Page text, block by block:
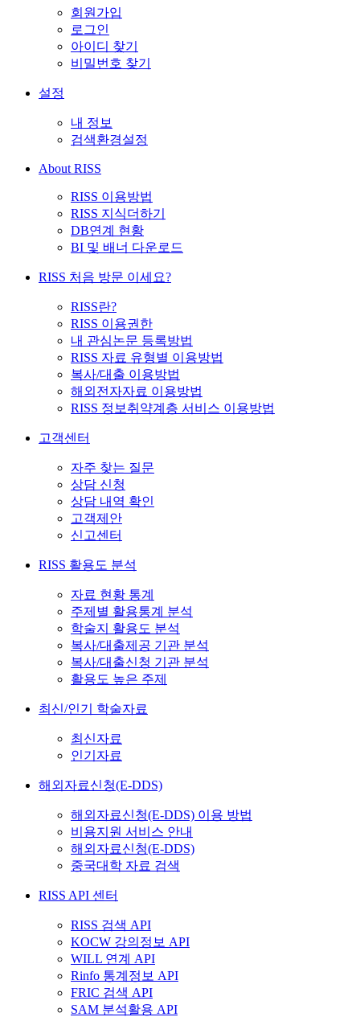
회원가입
로그인
아이디 찾기
비밀번호 찾기
설정
내 정보
검색환경설정
About RISS
RISS 이용방법
RISS 지식더하기
DB연계 현황
BI 및 배너 다운로드
RISS 처음 방문 이세요?
RISS란?
RISS 이용권한
내 관심논문 등록방법
RISS 자료 유형별 이용방법
복사/대출 이용방법
해외전자자료 이용방법
RISS 정보취약계층 서비스 이용방법
고객센터
자주 찾는 질문
상담 신청
상담 내역 확인
고객제안
신고센터
RISS 활용도 분석
자료 현황 통계
주제별 활용통계 분석
학술지 활용도 분석
복사/대출제공 기관 분석
복사/대출신청 기관 분석
활용도 높은 주제
최신/인기 학술자료
최신자료
인기자료
해외자료신청(E-DDS)
해외자료신청(E-DDS) 이용 방법
비용지원 서비스 안내
해외자료신청(E-DDS)
중국대학 자료 검색
RISS API 센터
RISS 검색 API
KOCW 강의정보 API
WILL 연계 API
Rinfo 통계정보 API
FRIC 검색 API
SAM 분석활용 API